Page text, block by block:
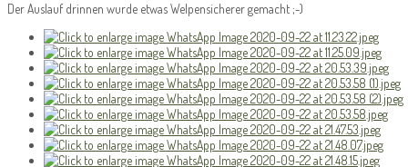
Der Auslauf drinnen wurde etwas Welpensicherer gemacht ;-)